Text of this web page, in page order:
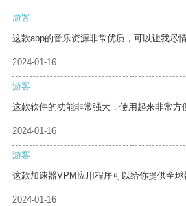
游客
这款app的音乐资源非常优质，可以让我尽
2024-01-16
游客
这款软件的功能非常强大，使用起来非常方
2024-01-16
游客
这款加速器VPM应用程序可以给你提供全球
2024-01-16